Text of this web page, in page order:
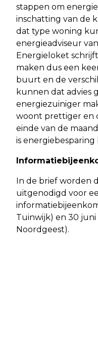
stappen om
inschatting van de
dat type woning
energieadviseur
Energieloket
maken dus een
buurt en de
kunnen dat advies
energiezuiniger
woont prettiger en
einde van de
is
In de brief worden
uitgenodigd voor
Tuinwijk) en 30
Noordgeest).